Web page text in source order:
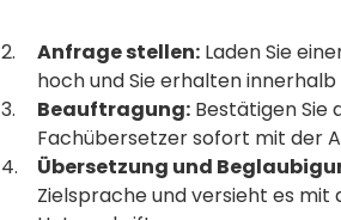
Anfrage stellen: Laden Sie
hoch und Sie erhalten
Beauftragung: Bestätigen Sie
Fachübersetzer sofort mit der
Übersetzung und
Zielsprache und versieht es